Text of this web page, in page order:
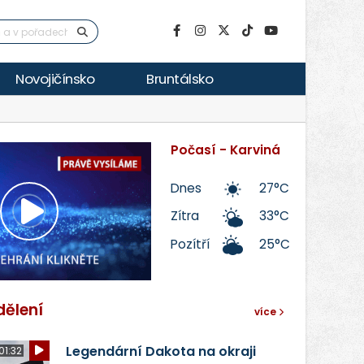
Novojičínsko Bruntálsko
Přehrát
video
Počasí - Karviná
Dnes
27°C
Zítra
33°C
Pozítří
25°C
více
Legendární Dakota na okraji